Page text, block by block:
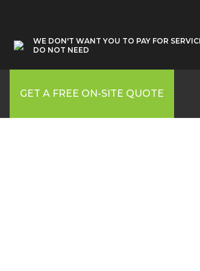
WE DON'T WANT YOU TO PAY FOR
DO NOT NEED
GET A FREE ON-SITE QUOTE